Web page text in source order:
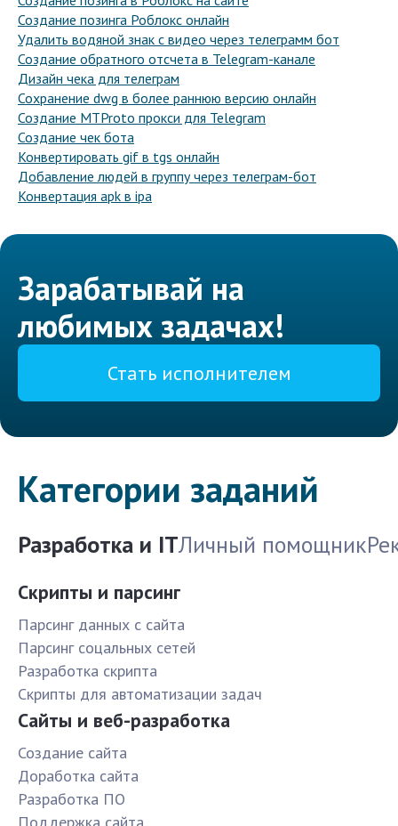
Создание позинга Роблокс онлайн
Удалить водяной знак с видео через телеграмм бот
Создание обратного отсчета в Telegram-канале
Дизайн чека для телеграм
Сохранение dwg в более раннюю версию онлайн
Создание MTProto прокси для Telegram
Создание чек бота
Конвертировать gif в tgs онлайн
Добавление людей в группу через телеграм-бот
Конвертация apk в ipa
Зарабатывай на
любимых задачах!
Стать исполнителем
Категории заданий
Разработка и ITЛичный помощник
Скрипты и парсинг
Парсинг данных с сайта
Парсинг соцальных сетей
Разработка скрипта
Скрипты для автоматизации задач
Сайты и веб-разработка
Создание сайта
Доработка сайта
Разработка ПО